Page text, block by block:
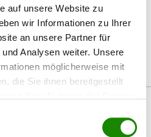
auf unsere Website zu
wir Informationen zu Ihrer
an unsere Partner für
Analysen weiter. Unsere
möglicherweise mit
die Sie ihnen bereitgestellt
SCHNELLE" Spritzpistole für Füller-
Schleifar…Mehr